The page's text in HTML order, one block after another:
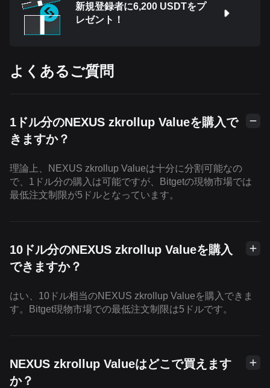
新規登録者に6,200 USDTをプ
レゼント！
よくあるご質問
1ドル分のNEXUS zkrollup Valueを購入で
きますか？
理論上、NEXUS zkrollup Valueは十分に分割可能なの
で、1ドル分の購入は可能ですが、Bitgetの現物市場では
最低注文制限が5ドルとなっています。
10ドル分のNEXUS zkrollup Valueを購入
できますか？
はい、10ドル相当のNEXUS zkrollup Valueを購入できま
す。Bitget現物市場での最低注文制限は5ドルです。
NEXUS zkrollup Valueはどこで買えます
か？